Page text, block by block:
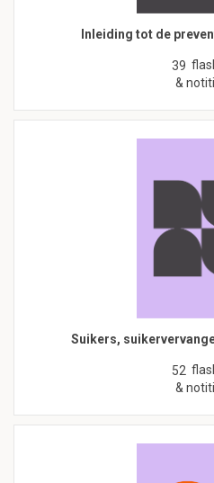
Inleiding tot de
39
&
Suikers,
52
&